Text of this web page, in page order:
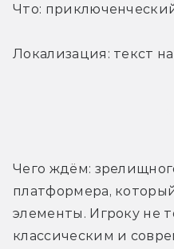
Что:
Локализация: текст
Чего ждём:
платформера,
элементы. Игроку не
классическим и